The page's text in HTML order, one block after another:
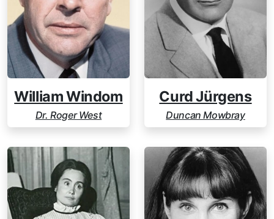
William Windom
Dr. Roger West
Curd Jürgens
Duncan Mowbray